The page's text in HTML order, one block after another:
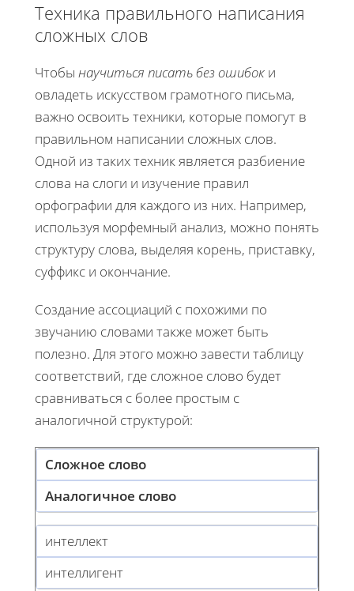
Техника правильного написания
сложных слов
Чтобы научиться писать без ошибок и
овладеть искусством грамотного письма,
важно освоить техники, которые помогут в
правильном написании сложных слов.
Одной из таких техник является разбиение
слова на слоги и изучение правил
орфографии для каждого из них. Например,
используя морфемный анализ, можно понять
структуру слова, выделяя корень, приставку,
суффикс и окончание.
Создание ассоциаций с похожими по
звучанию словами также может быть
полезно. Для этого можно завести таблицу
соответствий, где сложное слово будет
сравниваться с более простым с
аналогичной структурой:
Сложное слово
Аналогичное слово
интеллект
интеллигент